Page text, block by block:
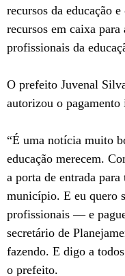
recursos da educação
recursos em caixa
profissionais da
O prefeito Juvenal
autorizou o pagamento
“É uma notícia muito
educação merecem.
a porta de entrada
município. E eu quero
profissionais — e
secretário de
fazendo. E digo a
o prefeito.